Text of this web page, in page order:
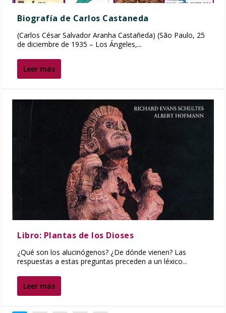
Biografía de Carlos Castaneda
(Carlos César Salvador Aranha Castañeda) (São Paulo, 25
de diciembre de 1935 – Los Ángeles,...
Leer más
Libro: Plantas de los Dioses
¿Qué son los alucinógenos? ¿De dónde vienen? Las
respuestas a estas preguntas preceden a un léxico...
Leer más